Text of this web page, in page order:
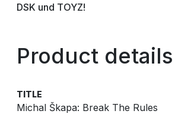
DSK und TOYZ!
Product details
TITLE
Michal Škapa: Break The Rules